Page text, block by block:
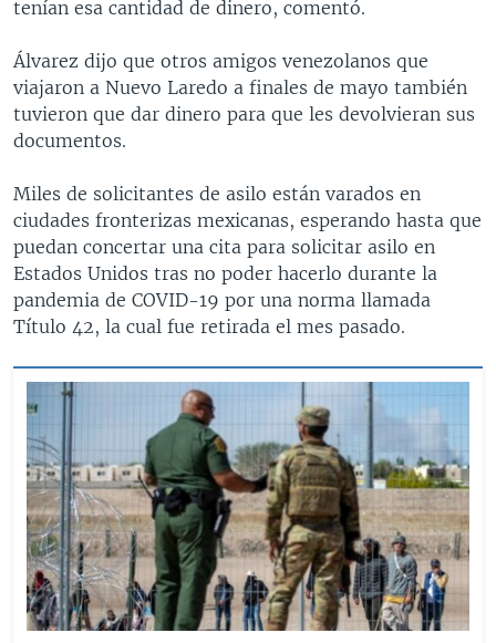
tenían esa cantidad de dinero, comentó.
Álvarez dijo que otros amigos venezolanos que
viajaron a Nuevo Laredo a finales de mayo también
tuvieron que dar dinero para que les devolvieran sus
documentos.
Miles de solicitantes de asilo están varados en
ciudades fronterizas mexicanas, esperando hasta que
puedan concertar una cita para solicitar asilo en
Estados Unidos tras no poder hacerlo durante la
pandemia de COVID-19 por una norma llamada
Título 42, la cual fue retirada el mes pasado.